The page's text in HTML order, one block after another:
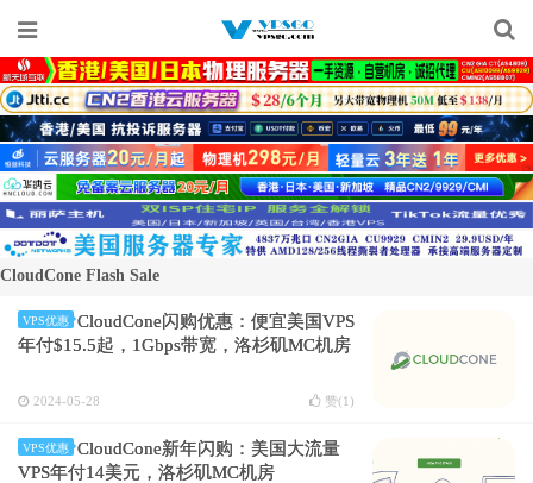
CloudCone Flash Sale
VPS优惠
CloudCone闪购优惠：便宜美国VPS
年付$15.5起，1Gbps带宽，洛杉矶MC机房
2024-05-28 赞(1 )
VPS优惠
CloudCone新年闪购：美国大流量
VPS年付14美元，洛杉矶MC机房